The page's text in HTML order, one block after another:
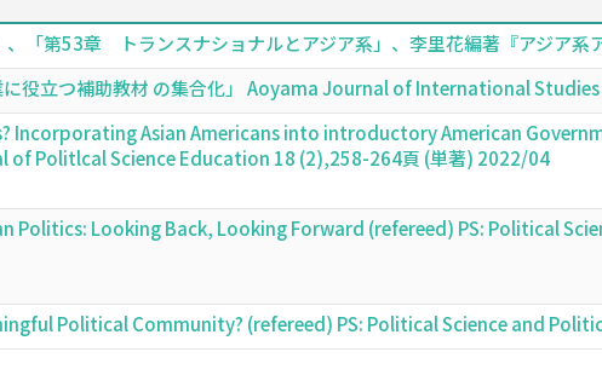
「第53章 トランスナショナルとアジア系」、李里花編著『アジア系
に役立つ補助教材 の集合化」 Aoyama Journal of International
Incorporating Asian Americans into introductory American
of Politlcal Science Education 18 (2),258-264頁 (単著) 2022/04
Politics: Looking Back, Looking Forward (refereed) PS: Political
Political Community? (refereed) PS: Political Science and